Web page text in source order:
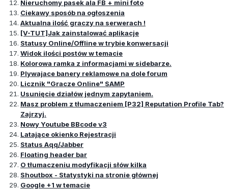
Nieruchomy pasek ala FB + mini foto
Ciekawy sposób na ogłoszenia
Aktualna ilość graczy na serwerach !
[V-TUT]Jak zainstalować aplikacje
Statusy Online/Offline w trybie konwersacji
Widok ilości postów w temacie
Kolorowa ramka z informacjami w sidebarze.
Plywajace banery reklamowe na dole forum
Licznik "Gracze Online" SAMP
Usunięcie działów jednym zapytaniem.
Masz problem z tłumaczeniem [P32] Reputation Profile Tab?
Zajrzyj.
Nowy Youtube BBcode v3
Latające okienko Rejestracji
Status Aqq/Jabber
Floating header bar
O tłumaczeniu modyfikacji słów kilka
Shoutbox - Statystyki na stronie głównej
Google +1 w temacie